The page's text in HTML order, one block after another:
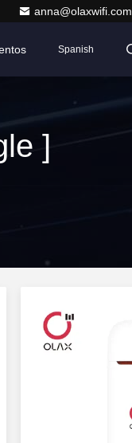
anna@olaxwifi.com
Spanish
]